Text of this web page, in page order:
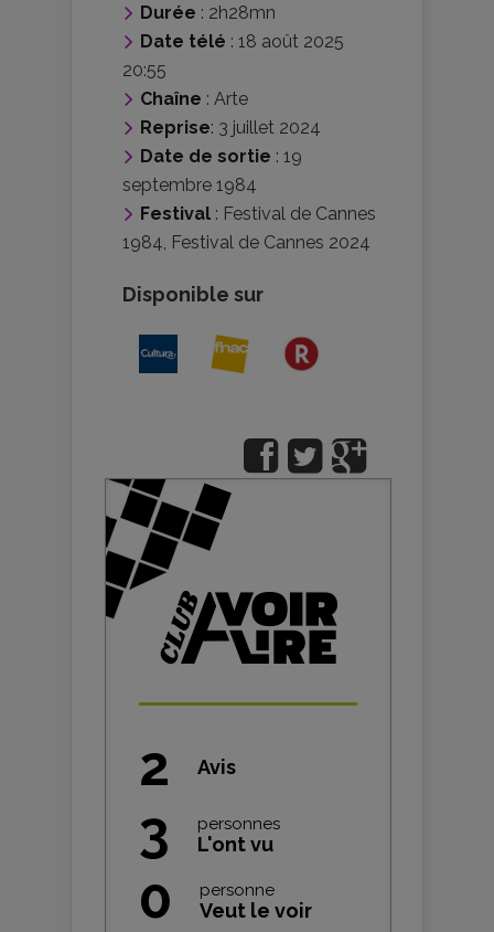
Durée : 2h28mn
Date télé : 18 août 2025
20:55
Chaîne : Arte
Reprise: 3 juillet 2024
Date de sortie : 19
septembre 1984
Festival : Festival de Cannes
1984 Festival de Cannes 2024
Disponible sur
2 Avis
3 personnes
L'ont vu
0 personne
Veut le voir